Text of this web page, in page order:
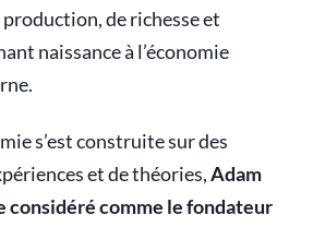
production, de richesse et
naissance à l’économie
s’est construite sur des
et de théories,Adam
considéré comme le fondateur